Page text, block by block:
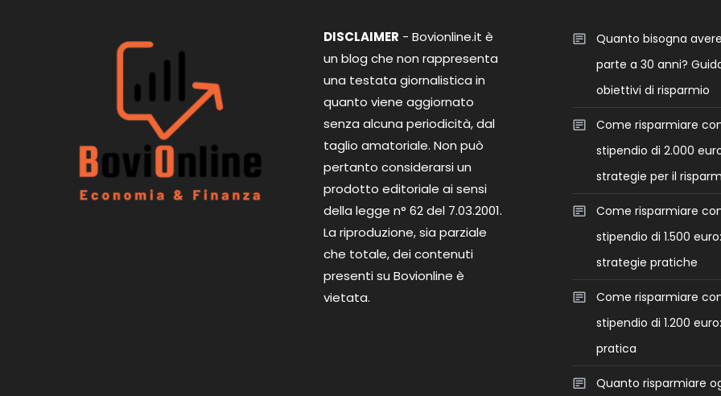
DISCLAIMER - Bovionline.it è
un blog che non rappresenta
una testata giornalistica in
quanto viene aggiornato
senza alcuna periodicità, dal
taglio amatoriale. Non può
pertanto considerarsi un
prodotto editoriale ai sensi
della legge n° 62 del 7.03.2001.
La riproduzione, sia parziale
che totale, dei contenuti
presenti su Bovionline è
vietata.
Quanto bisogna
parte a 30 anni?
obiettivi di risparmio
Come risparmiare
stipendio di 2.000
strategie per il
Come risparmiare
stipendio di 1.500
strategie pratiche
Come risparmiare
stipendio di 1.200
pratica
Quanto risparmiare